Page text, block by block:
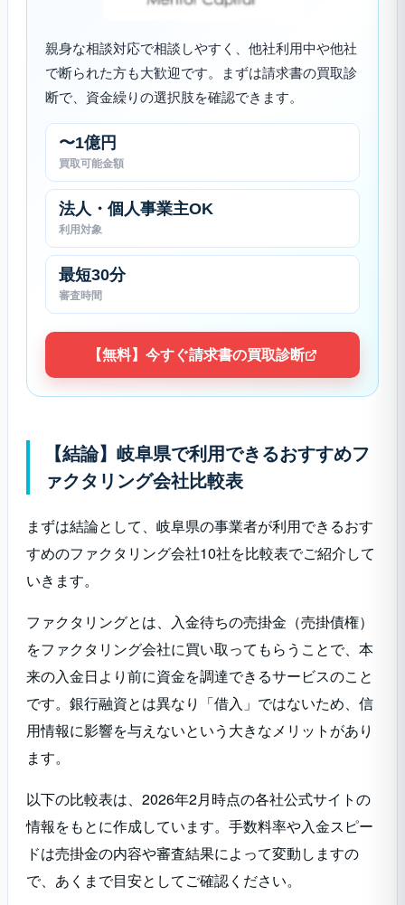
親身な相談対応で相談しやすく、他社利用中や他社
で断られた方も大歓迎です。まずは請求書の買取診
断で、資金繰りの選択肢を確認できます。
〜1億円
買取可能金額
法人・個人事業主OK
利用対象
最短30分
審査時間
【無料】今すぐ請求書の買取診断
【結論】岐阜県で利用できるおすすめフ
ァクタリング会社比較表
まずは結論として、岐阜県の事業者が利用できるおす
すめのファクタリング会社10社を比較表でご紹介して
いきます。
ファクタリングとは、入金待ちの売掛金（売掛債権）
をファクタリング会社に買い取ってもらうことで、本
来の入金日より前に資金を調達できるサービスのこと
です。銀行融資とは異なり「借入」ではないため、信
用情報に影響を与えないという大きなメリットがあり
ます。
以下の比較表は、2026年2月時点の各社公式サイトの
情報をもとに作成しています。手数料率や入金スピー
ドは売掛金の内容や審査結果によって変動しますの
で、あくまで目安としてご確認ください。